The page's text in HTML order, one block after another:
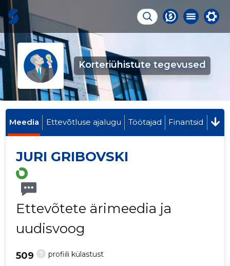
Korteriühistute tegevused
Meedia Ettevõtluse ajalugu Töötajad Finantsid
JURI GRIBOVSKI
Ettevõtete ärimeedia ja
uudisvoog
? profiili külastust
509